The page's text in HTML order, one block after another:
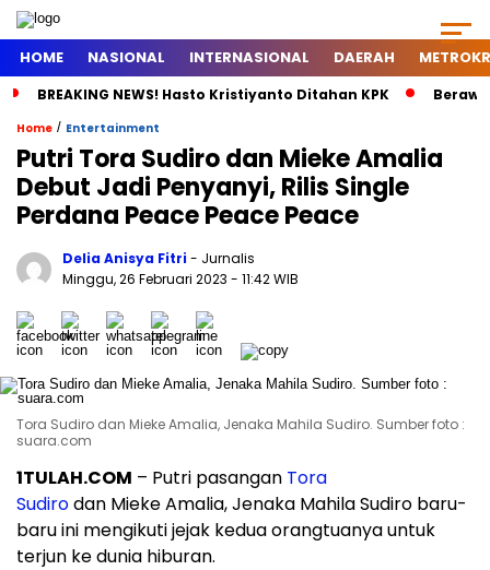
HOME NASIONAL INTERNASIONAL DAERAH
BREAKING NEWS! Hasto Kristiyanto Ditahan KPK
Home / Entertainment
Putri Tora Sudiro dan Mieke Amalia
Debut Jadi Penyanyi, Rilis Single
Perdana Peace Peace Peace
Delia Anisya Fitri- Jurnalis
Minggu, 26 Februari 2023 - 11:42 WIB
Tora Sudiro dan Mieke Amalia, Jenaka Mahila Sudiro. Sumber foto :
suara.com
1TULAH.COM – Putri pasangan Tora
Sudirodan Mieke Amalia, Jenaka Mahila Sudiro baru-
baru ini mengikuti jejak kedua orangtuanya untuk
terjun ke dunia hiburan.